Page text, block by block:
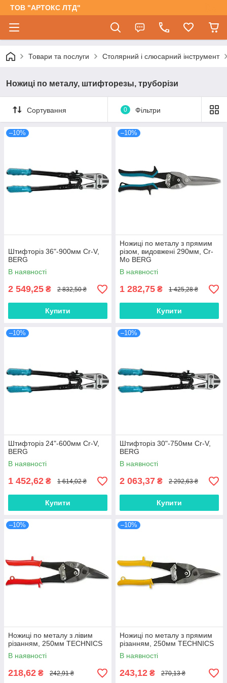
ТОВ "АРТОКС ЛТД"
Товари та послуги Столярний і слюсарний інструмент
Ножиці по металу, штифторезы, труборізи
Сортування 0 Фільтри
–10%
Штифторіз 36"-900мм Cr-V,
BERG
В наявності
2 549,25 ₴ 2 832,50 ₴
Купити
–10%
Ножиці по металу з прямим
різом, видовжені 290мм, Cr-
Mo BERG
В наявності
1 282,75 ₴ 1 425,28 ₴
Купити
–10%
Штифторіз 24"-600мм Cr-V,
BERG
В наявності
1 452,62 ₴ 1 614,02 ₴
Купити
–10%
Штифторіз 30"-750мм Cr-V,
BERG
В наявності
2 063,37 ₴ 2 292,63 ₴
Купити
–10%
Ножиці по металу з лівим
різанням, 250мм TECHNICS
В наявності
218,62 ₴ 242,91 ₴
–10%
Ножиці по металу з прямим
різанням, 250мм TECHNICS
В наявності
243,12 ₴ 270,13 ₴